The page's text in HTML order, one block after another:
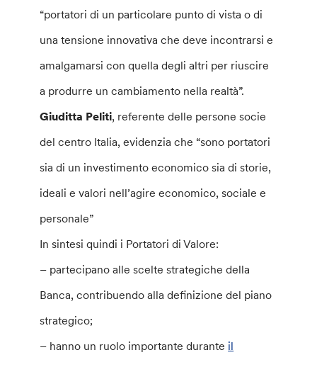
“portatori di un particolare punto di vista o di
una tensione innovativa che deve incontrarsi e
amalgamarsi con quella degli altri per riuscire
a produrre un cambiamento nella realtà”.
Giuditta Peliti, referente delle persone socie
del centro Italia, evidenzia che “sono portatori
sia di un investimento economico sia di storie,
ideali e valori nell’agire economico, sociale e
personale”
In sintesi quindi i Portatori di Valore:
– partecipano alle scelte strategiche della
Banca, contribuendo alla definizione del piano
strategico;
– hanno un ruolo importante durante il